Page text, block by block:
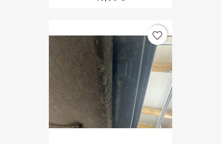
favorite_border